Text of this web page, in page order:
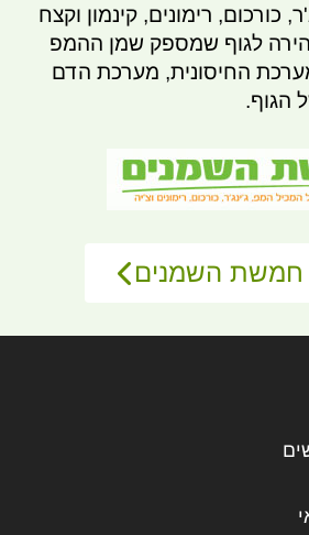
כורכום, רימונים, קינמון וקצח
לגוף שמספק שמן ההמפ
החיסונית, מערכת הדם
הגוף.
השמנים